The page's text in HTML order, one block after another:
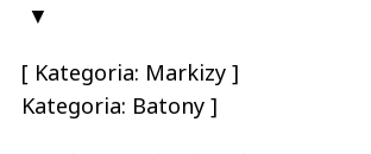
▼
[ Kategoria:
Kategoria: Batony ]